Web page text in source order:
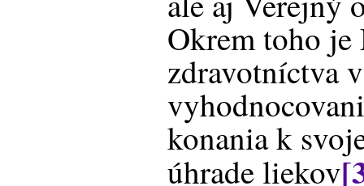
Okrem toho
zdravotníctva
konania k
úhrade liekov